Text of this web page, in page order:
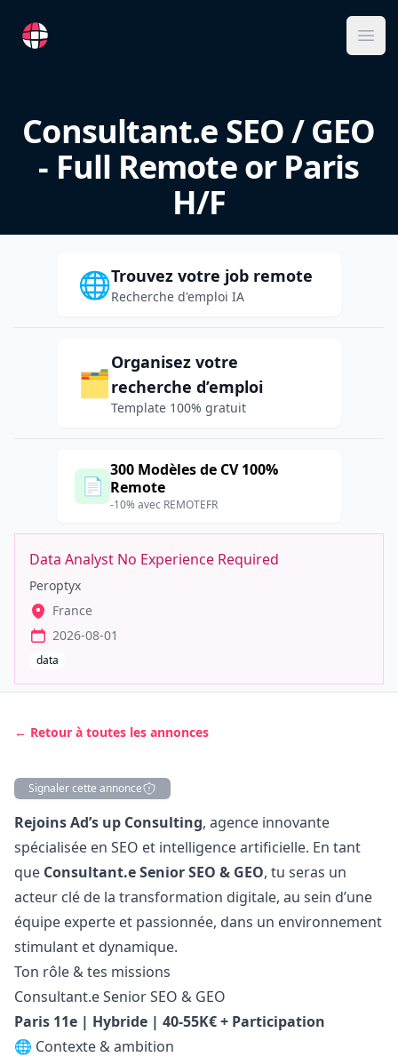
RemoteFR
Consultant.e SEO / GEO
- Full Remote or Paris
H/F
🌐Trouvez votre job remote
Recherche d'emploi IA
🗂️
Organisez votre
recherche d’emploi
Template 100% gratuit
📄
300 Modèles de CV 100%
Remote
-10% avec REMOTEFR
Data Analyst No Experience Required
Peroptyx
France
2026-08-01
data
← Retour à toutes les annonces
Signaler cette annonce
Description
Rejoins Ad’s up Consulting, agence innovante
spécialisée en SEO et intelligence artificielle. En tant
que Consultant.e Senior SEO & GEO, tu seras un
acteur clé de la transformation digitale, au sein d’une
équipe experte et passionnée, dans un environnement
stimulant et dynamique.
Ton rôle & tes missions
Consultant.e Senior SEO & GEO
Paris 11e | Hybride | 40-55K€ + Participation
🌐 Contexte & ambition